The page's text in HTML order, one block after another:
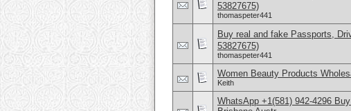
53827675)
thomaspeter441
Buy real and fake Passports,
53827675)
thomaspeter441
Women Beauty Products
Keith
WhatsApp +1(581) 942-4296